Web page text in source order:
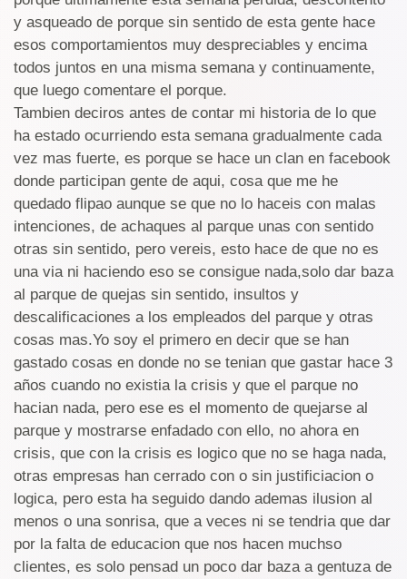
y asqueado de porque sin sentido de esta gente hace
esos comportamientos muy despreciables y encima
todos juntos en una misma semana y continuamente,
que luego comentare el porque.
Tambien deciros antes de contar mi historia de lo que
ha estado ocurriendo esta semana gradualmente cada
vez mas fuerte, es porque se hace un clan en facebook
donde participan gente de aqui, cosa que me he
quedado flipao aunque se que no lo haceis con malas
intenciones, de achaques al parque unas con sentido
otras sin sentido, pero vereis, esto hace de que no es
una via ni haciendo eso se consigue nada,solo dar baza
al parque de quejas sin sentido, insultos y
descalificaciones a los empleados del parque y otras
cosas mas.Yo soy el primero en decir que se han
gastado cosas en donde no se tenian que gastar hace 3
años cuando no existia la crisis y que el parque no
hacian nada, pero ese es el momento de quejarse al
parque y mostrarse enfadado con ello, no ahora en
crisis, que con la crisis es logico que no se haga nada,
otras empresas han cerrado con o sin justificiacion o
logica, pero esta ha seguido dando ademas ilusion al
menos o una sonrisa, que a veces ni se tendria que dar
por la falta de educacion que nos hacen muchso
clientes, es solo pensad un poco dar baza a gentuza de